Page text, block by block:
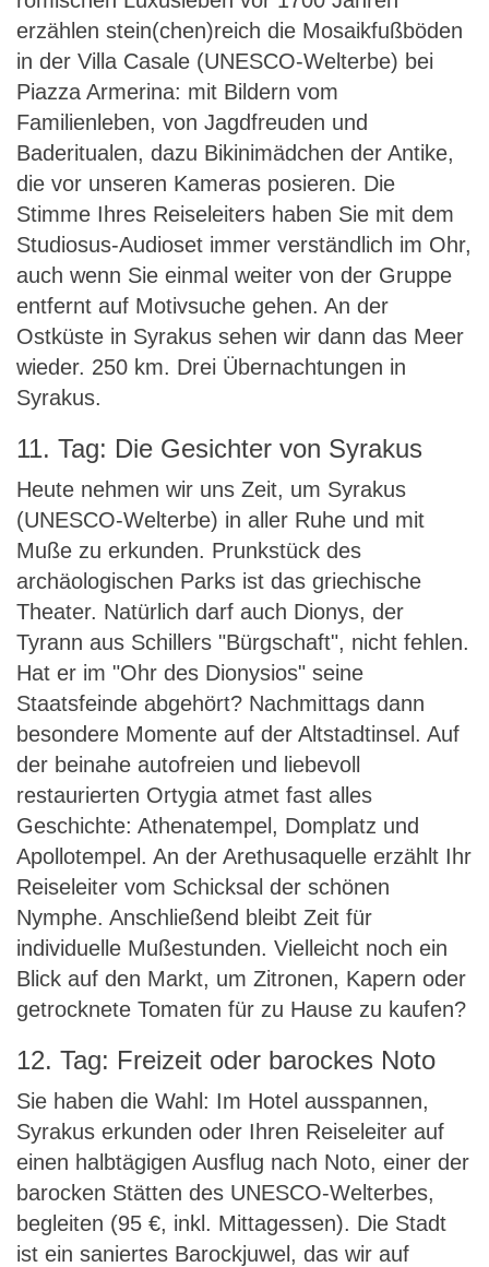
erzählen stein(chen)reich die Mosaikfußböden
in der Villa Casale (UNESCO-Welterbe) bei
Piazza Armerina: mit Bildern vom
Familienleben, von Jagdfreuden und
Baderitualen, dazu Bikinimädchen der Antike,
die vor unseren Kameras posieren. Die
Stimme Ihres Reiseleiters haben Sie mit dem
Studiosus-Audioset immer verständlich im Ohr,
auch wenn Sie einmal weiter von der Gruppe
entfernt auf Motivsuche gehen. An der
Ostküste in Syrakus sehen wir dann das Meer
wieder. 250 km. Drei Übernachtungen in
Syrakus.
11. Tag: Die Gesichter von Syrakus
Heute nehmen wir uns Zeit, um Syrakus
(UNESCO-Welterbe) in aller Ruhe und mit
Muße zu erkunden. Prunkstück des
archäologischen Parks ist das griechische
Theater. Natürlich darf auch Dionys, der
Tyrann aus Schillers "Bürgschaft", nicht fehlen.
Hat er im "Ohr des Dionysios" seine
Staatsfeinde abgehört? Nachmittags dann
besondere Momente auf der Altstadtinsel. Auf
der beinahe autofreien und liebevoll
restaurierten Ortygia atmet fast alles
Geschichte: Athenatempel, Domplatz und
Apollotempel. An der Arethusaquelle erzählt Ihr
Reiseleiter vom Schicksal der schönen
Nymphe. Anschließend bleibt Zeit für
individuelle Mußestunden. Vielleicht noch ein
Blick auf den Markt, um Zitronen, Kapern oder
getrocknete Tomaten für zu Hause zu kaufen?
12. Tag: Freizeit oder barockes Noto
Sie haben die Wahl: Im Hotel ausspannen,
Syrakus erkunden oder Ihren Reiseleiter auf
einen halbtägigen Ausflug nach Noto, einer der
barocken Stätten des UNESCO-Welterbes,
begleiten (95 €, inkl. Mittagessen). Die Stadt
ist ein saniertes Barockjuwel, das wir auf